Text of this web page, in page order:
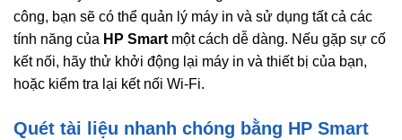
công, bạn sẽ có thể quản lý máy in và sử dụng tất cả các
tính năng của HP Smart một cách dễ dàng. Nếu gặp sự cố
kết nối, hãy thử khởi động lại máy in và thiết bị của bạn,
hoặc kiểm tra lại kết nối Wi-Fi.
Quét tài liệu nhanh chóng bằng HP Smart